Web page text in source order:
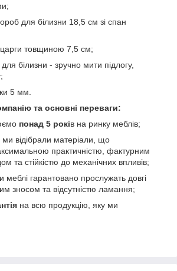
для білизни 18,5 см зі спан
царги товщиною 7,5 см;
білизни - зручно мити підлогу,
5 мм.
та основні переваги:
понад 5 років на ринку меблів;
ми відібрали матеріали, що
практичністю, фактурним
та стійкістю до механічних впливів;
меблі гарантовано прослужать довгі
зносом та відсутністю ламання;
на всю продукцію, яку ми